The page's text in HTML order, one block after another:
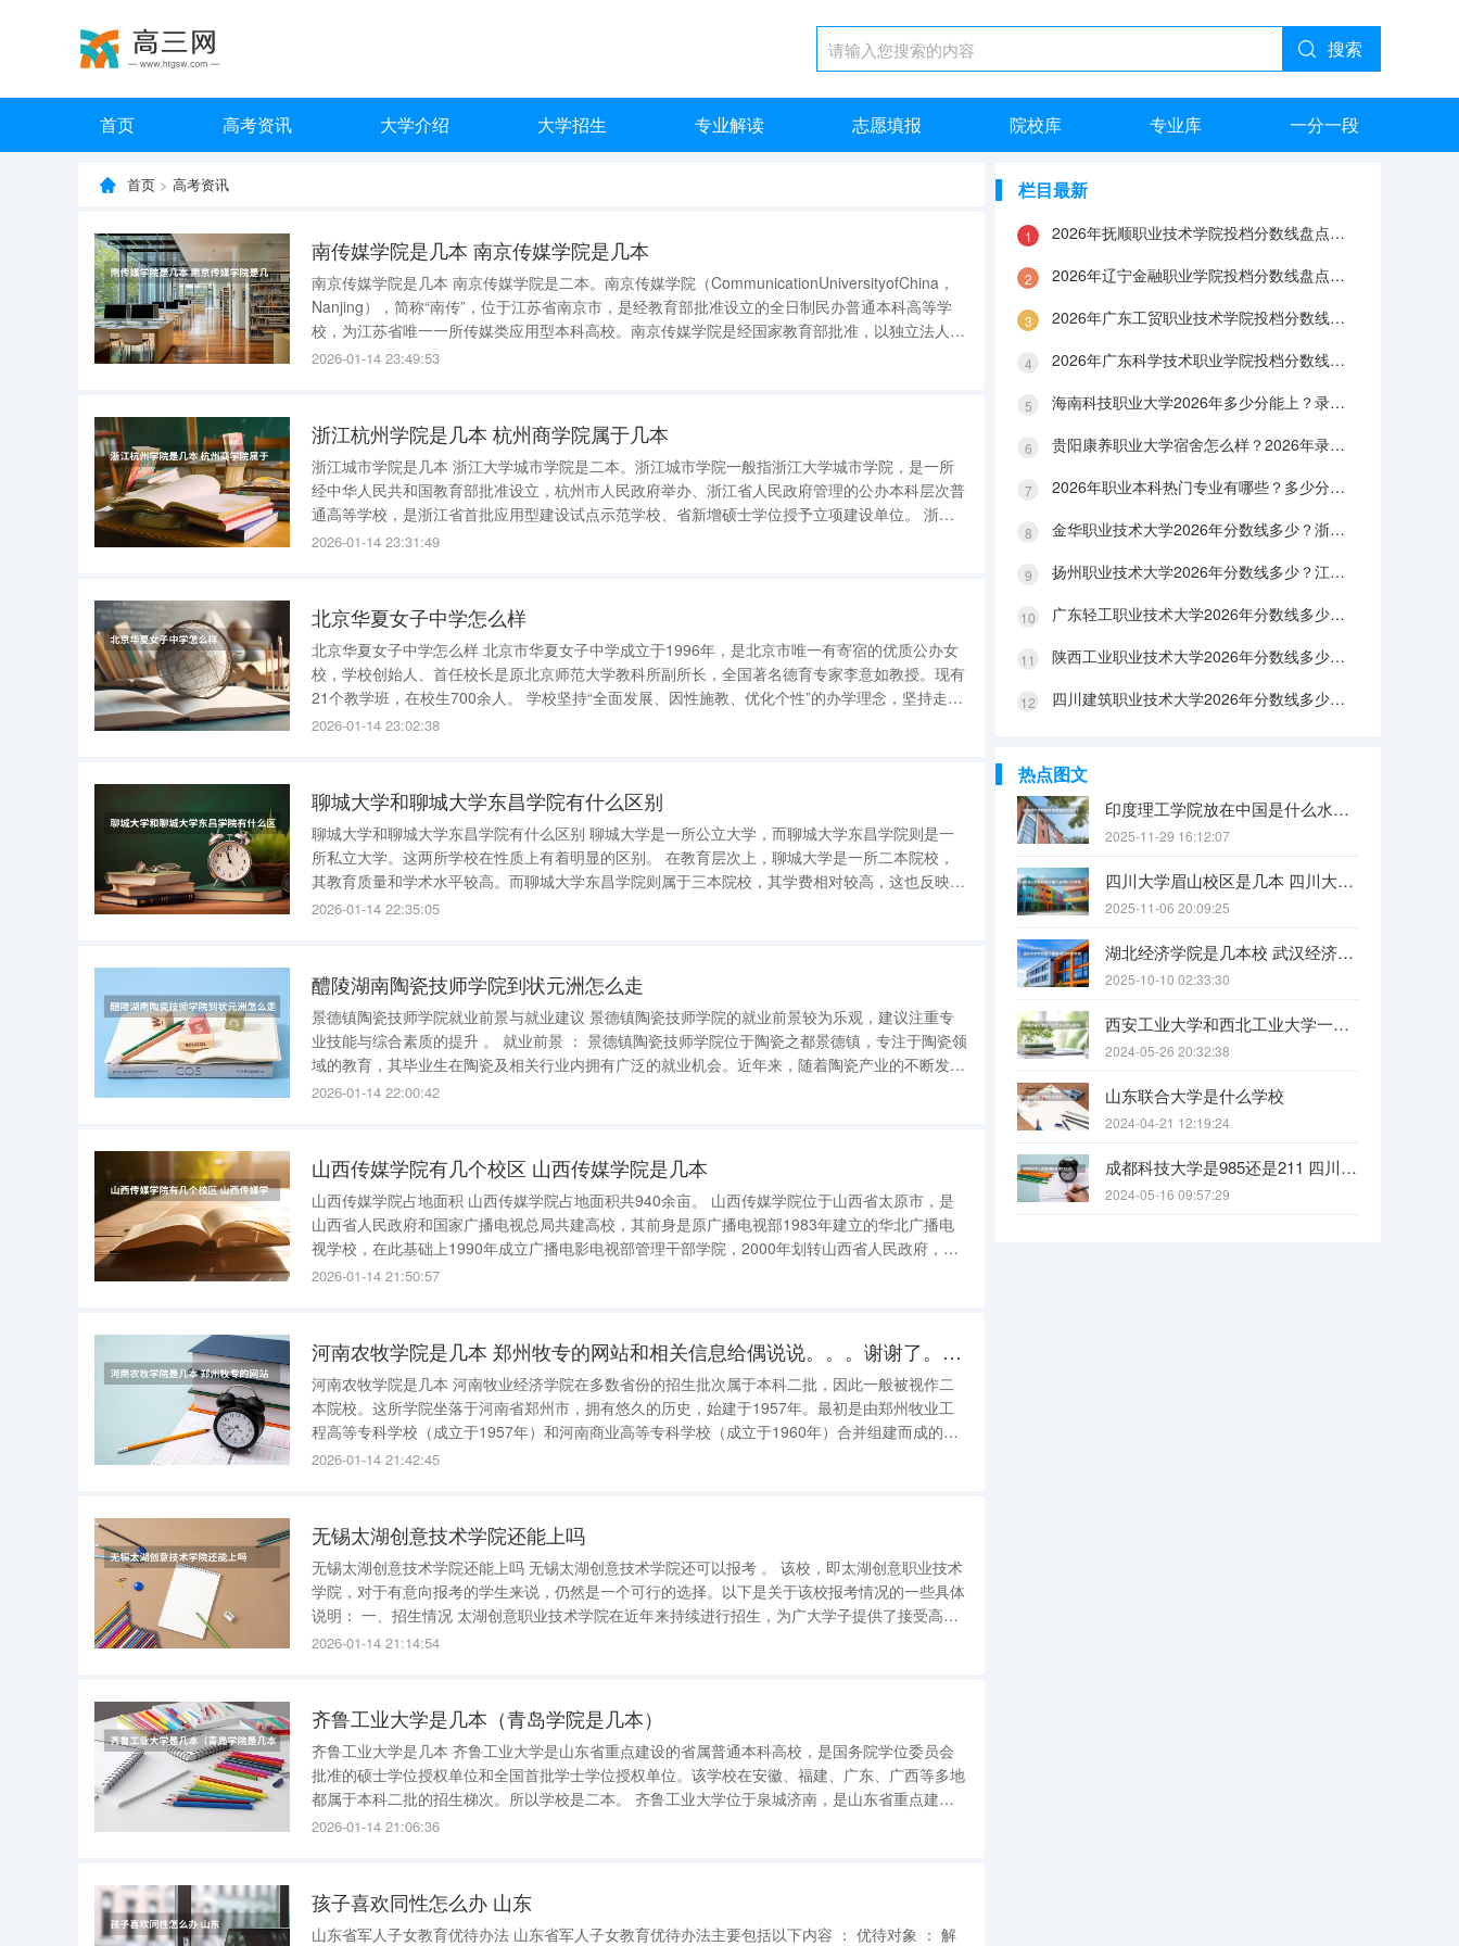
搜索
首页 高考资讯 大学介绍 大学招生 专业解读 志愿填报 院校库 专业库 一分一段
首页 > 高考资讯
南传媒学院是几本 南京传媒学院是几本
南京传媒学院是几本 南京传媒学院是二本。南京传媒学院（CommunicationUniversityofChina，
Nanjing），简称“南传”，位于江苏省南京市，是经教育部批准设立的全日制民办普通本科高等学
校，为江苏省唯一一所传媒类应用型本科高校。南京传媒学院是经国家教育部批准，以独立法人新
型民办大学的办学模式，于2004年在江苏省南京市设立的一所独立学院，也是江苏省唯一一所传
2026-01-14 23:49:53
浙江杭州学院是几本 杭州商学院属于几本
浙江城市学院是几本 浙江大学城市学院是二本。浙江城市学院一般指浙江大学城市学院，是一所
经中华人民共和国教育部批准设立，杭州市人民政府举办、浙江省人民政府管理的公办本科层次普
通高等学校，是浙江省首批应用型建设试点示范学校、省新增硕士学位授予立项建设单位。 浙江
大学城市学院简介 学校环境优美。坐落在中国历史文化名城、风景旅游胜地杭州，毗邻京杭大运
2026-01-14 23:31:49
北京华夏女子中学怎么样
北京华夏女子中学怎么样 北京市华夏女子中学成立于1996年，是北京市唯一有寄宿的优质公办女
校，学校创始人、首任校长是原北京师范大学教科所副所长，全国著名德育专家李意如教授。现有
21个教学班，在校生700余人。 学校坚持“全面发展、因性施教、优化个性”的办学理念，坚持走教
科研一体化的办学道路。经过不懈的努力，学校正朝着“宣武区一所好学校，北京市一所特色的学
2026-01-14 23:02:38
聊城大学和聊城大学东昌学院有什么区别
聊城大学和聊城大学东昌学院有什么区别 聊城大学是一所公立大学，而聊城大学东昌学院则是一
所私立大学。这两所学校在性质上有着明显的区别。 在教育层次上，聊城大学是一所二本院校，
其教育质量和学术水平较高。而聊城大学东昌学院则属于三本院校，其学费相对较高，这也反映了
其在教育资源上的投入。 聊城大学东昌学院目前设有11个系部，包括但不限于文学、理学、工
2026-01-14 22:35:05
醴陵湖南陶瓷技师学院到状元洲怎么走
景德镇陶瓷技师学院就业前景与就业建议 景德镇陶瓷技师学院的就业前景较为乐观，建议注重专
业技能与综合素质的提升 。 就业前景 ： 景德镇陶瓷技师学院位于陶瓷之都景德镇，专注于陶瓷领
域的教育，其毕业生在陶瓷及相关行业内拥有广泛的就业机会。近年来，随着陶瓷产业的不断发展
和创新，该学院的毕业生整体就业率保持在较高水平。特别是在陶瓷设计和制作领域，毕业生的就
2026-01-14 22:00:42
山西传媒学院有几个校区 山西传媒学院是几本
山西传媒学院占地面积 山西传媒学院占地面积共940余亩。 山西传媒学院位于山西省太原市，是
山西省人民政府和国家广播电视总局共建高校，其前身是原广播电视部1983年建立的华北广播电
视学校，在此基础上1990年成立广播电影电视部管理干部学院，2000年划转山西省人民政府，更
名为广播电影电视管理干部学院，2013年经教育部批准，在广播电影电视管理干部学院基础上设
2026-01-14 21:50:57
河南农牧学院是几本 郑州牧专的网站和相关信息给偶说说。。。谢谢了。。。
河南农牧学院是几本 河南牧业经济学院在多数省份的招生批次属于本科二批，因此一般被视作二
本院校。这所学院坐落于河南省郑州市，拥有悠久的历史，始建于1957年。最初是由郑州牧业工
程高等专科学校（成立于1957年）和河南商业高等专科学校（成立于1960年）合并组建而成的。
这两所学校在各自领域都有一定的影响力。合并后的河南牧业经济学院，不仅保留了农业和商业教
2026-01-14 21:42:45
无锡太湖创意技术学院还能上吗
无锡太湖创意技术学院还能上吗 无锡太湖创意技术学院还可以报考 。 该校，即太湖创意职业技术
学院，对于有意向报考的学生来说，仍然是一个可行的选择。以下是关于该校报考情况的一些具体
说明： 一、招生情况 太湖创意职业技术学院在近年来持续进行招生，为广大学子提供了接受高等
教育的机会。无论是省内还是省外的考生，只要符合该校的招生条件，均有机会被录取。 二、录
2026-01-14 21:14:54
齐鲁工业大学是几本（青岛学院是几本）
齐鲁工业大学是几本 齐鲁工业大学是山东省重点建设的省属普通本科高校，是国务院学位委员会
批准的硕士学位授权单位和全国首批学士学位授权单位。该学校在安徽、福建、广东、广西等多地
都属于本科二批的招生梯次。所以学校是二本。 齐鲁工业大学位于泉城济南，是山东省重点建设
的应用研究型大学、山东省综合性自然科学研究机构，是国务院学位委员会批准的硕士学位授权单
2026-01-14 21:06:36
孩子喜欢同性怎么办 山东
山东省军人子女教育优待办法 山东省军人子女教育优待办法主要包括以下内容 ： 优待对象 ： 解
栏目最新
2026年抚顺职业技术学院投档分数线盘点：录取分数、生活与就业指南
2026年辽宁金融职业学院投档分数线盘点：录取分数、生活与就业指南
2026年广东工贸职业技术学院投档分数线盘点：录取分数、生活与就业指南
2026年广东科学技术职业学院投档分数线盘点：录取分数、生活与就业指南
海南科技职业大学2026年多少分能上？录取分数线与生活成本解答
贵阳康养职业大学宿舍怎么样？2026年录取分数、费用及入学手续
2026年职业本科热门专业有哪些？多少分能上？绿牌专业有哪些？
金华职业技术大学2026年分数线多少？浙江考生563分能上吗？机械专业好就业吗？
扬州职业技术大学2026年分数线多少？江苏考生528分能上吗？医养照护好就业吗？
广东轻工职业技术大学2026年分数线多少？广东考生542分能上吗？
陕西工业职业技术大学2026年分数线多少？陕西考生355分能上吗？机械专业好就业吗？
四川建筑职业技术大学2026年分数线多少？四川考生510分能上吗？建筑专业好就业吗？
热点图文
印度理工学院放在中国是什么水平？
2025-11-29 16:12:07
四川大学眉山校区是几本 四川大学锦江学院是几本？咋样？
2025-11-06 20:09:25
湖北经济学院是几本校 武汉经济学院是几本
2025-10-10 02:33:30
西安工业大学和西北工业大学一样吗
2024-05-26 20:32:38
山东联合大学是什么学校
2024-04-21 12:19:24
成都科技大学是985还是211 四川科技大学全国排名
2024-05-16 09:57:29